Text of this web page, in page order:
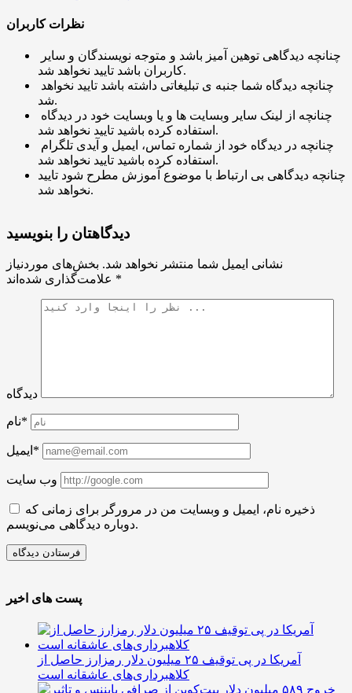
نظرات کاربران
کاربران باشد تایید نخواهد شد.
شد.
استفاده کرده باشید تایید نخواهد شد.
استفاده کرده باشید تایید نخواهد شد.
چنانچه دیدگاهی بی ارتباط با موضوع آموزش مطرح شود تایید
نخواهد شد.
دیدگاهتان را بنویسید
نشانی ایمیل شما منتشر نخواهد شد. بخش‌های موردنیاز
*
دیدگاه
نام*
ایمیل*
وب سایت
ذخیره نام، ایمیل و وبسایت من در مرورگر برای زمانی که
دوباره دیدگاهی می‌نویسم.
پست های اخیر
آمریکا در پی توقیف ۲۵ میلیون دلار رمزارز حاصل از
کلاهبرداری‌های عاشقانه است